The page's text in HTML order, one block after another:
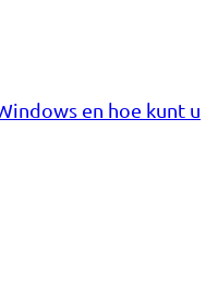
en hoe kunt u